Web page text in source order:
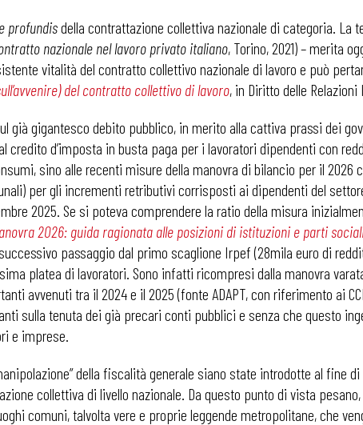
profundisdella contrattazione collettiva nazionale di categoria. La
nazionale nel lavoro privato italiano, Torino, 2021) – merita
vitalità del contratto collettivo nazionale di lavoro e può
del contratto collettivo di lavoro, in Diritto delle
già gigantesco debito pubblico, in merito alla cattiva prassi dei
credito d’imposta in busta paga per i lavoratori dipendenti con
sino alle recenti misure della manovra di bilancio per il 2026
per gli incrementi retributivi corrisposti ai dipendenti del
2025. Se si poteva comprendere la ratio della misura
2026: guida ragionata alle posizioni di istituzioni e parti
passaggio dal primo scaglione Irpef (28mila euro di
platea di lavoratori. Sono infatti ricompresi dalla manovra
avvenuti tra il 2024 e il 2025 (fonte ADAPT, con riferimento ai
sulla tenuta dei già precari conti pubblici e senza che questo
e imprese.
della fiscalità generale siano state introdotte al fine
collettiva di livello nazionale. Da questo punto di vista
comuni, talvolta vere e proprie leggende metropolitane, che